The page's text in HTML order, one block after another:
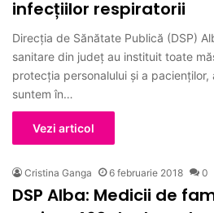
infecțiilor respiratorii
Direcția de Sănătate Publică (DSP)
sanitare din județ au instituit toate
protecția personalului și a
suntem în…
Vezi articol
Cristina Ganga 6 februarie 2018 0
DSP Alba: Medicii de